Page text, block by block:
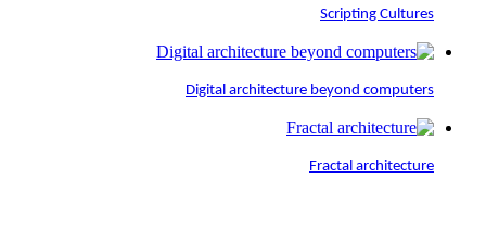
Scripting Cultures
Digital architecture beyond computers
Fractal architecture